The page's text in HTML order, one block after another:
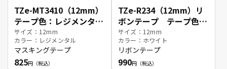
TZe-MT3410（12mm）
テープ色：レジメンタル
/ 金文字
サイズ：12mm
カラー：レジメンタル
マスキングテープ
825
TZe-R234（12mm）リ
ボンテープ テープ色：
ホワイト / 金文字
サイズ：12mm
カラー：ホワイト
リボンテープ
990